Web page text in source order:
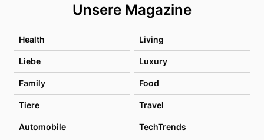
Unsere Magazine
Health Living
Liebe Luxury
Family Food
Tiere Travel
Automobile TechTrends